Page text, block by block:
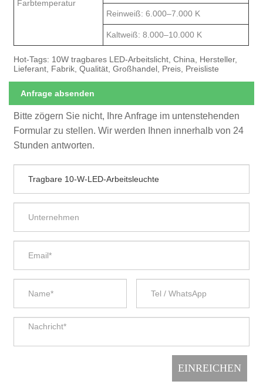
Farbtemperatur
Reinweiß: 6.000–7.000 K
Kaltweiß: 8.000–10.000 K
Hot-Tags: 10W tragbares LED-Arbeitslicht, China, Hersteller,
Lieferant, Fabrik, Qualität, Großhandel, Preis, Preisliste
Anfrage absenden
Bitte zögern Sie nicht, Ihre Anfrage im untenstehenden
Formular zu stellen. Wir werden Ihnen innerhalb von 24
Stunden antworten.